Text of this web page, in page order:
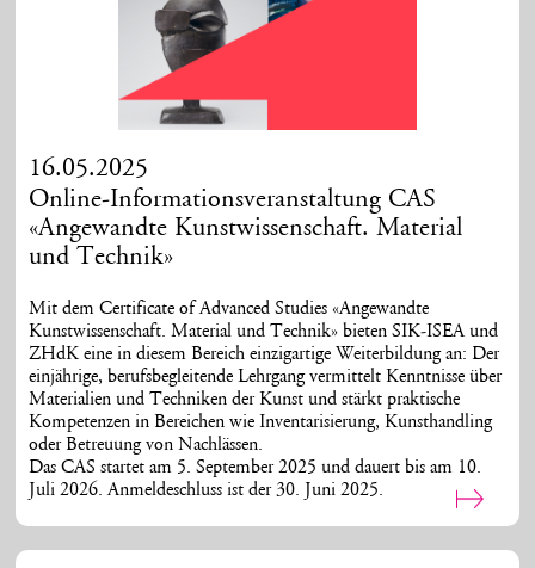
16.05.2025
Online-Informationsveranstaltung CAS
«Angewandte Kunstwissenschaft. Material
und Technik»
Mit dem Certificate of Advanced Studies «Angewandte
Kunstwissenschaft. Material und Technik» bieten SIK-ISEA und
ZHdK eine in diesem Bereich einzigartige Weiterbildung an: Der
einjährige, berufsbegleitende Lehrgang vermittelt Kenntnisse über
Materialien und Techniken der Kunst und stärkt praktische
Kompetenzen in Bereichen wie Inventarisierung, Kunsthandling
oder Betreuung von Nachlässen.
Das CAS startet am 5. September 2025 und dauert bis am 10.
Juli 2026.Anmeldeschluss ist der 30. Juni 2025.